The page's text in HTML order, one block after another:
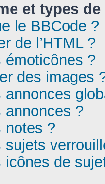
et types
le BBCode ?
de l’HTML ?
émoticônes ?
des images
annonces
annonces ?
notes ?
sujets
icônes de